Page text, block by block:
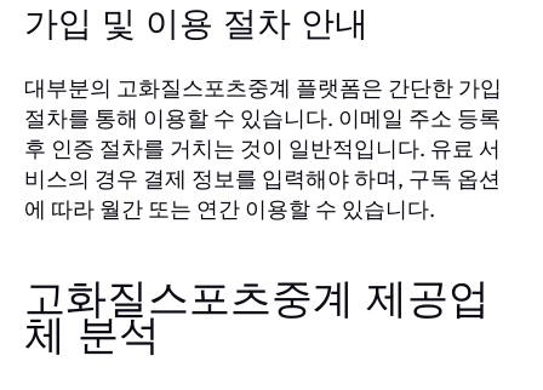
가입 및 이용 절차 안내
대부분의 고화질스포츠중계 플랫폼은 간단한 가입
절차를 통해 이용할 수 있습니다. 이메일 주소 등록
후 인증 절차를 거치는 것이 일반적입니다. 유료 서
비스의 경우 결제 정보를 입력해야 하며, 구독 옵션
에 따라 월간 또는 연간 이용할 수 있습니다.
고화질스포츠중계 제공업
체 분석